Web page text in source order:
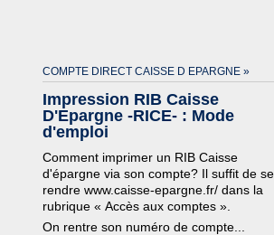
COMPTE DIRECT CAISSE D EPARGNE »
Impression RIB Caisse
D'Epargne -RICE- : Mode
d'emploi
Comment imprimer un RIB Caisse
d'épargne via son compte? Il suffit de se
rendre www.caisse-epargne.fr/ dans la
rubrique « Accès aux comptes ».
On rentre son numéro de compte...